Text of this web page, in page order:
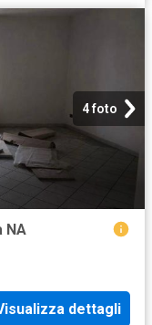
4 foto
NA
dettagli